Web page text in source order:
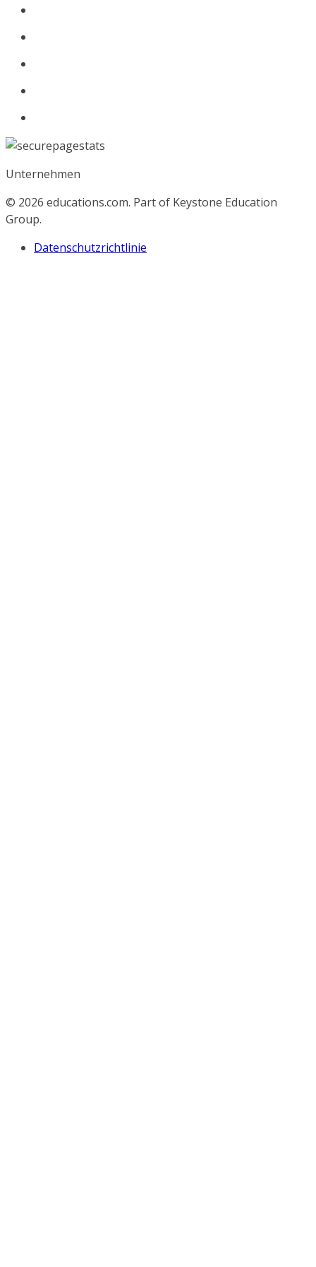
Unternehmen
© 2026 educations.com. Part of Keystone Education
Group.
Datenschutzrichtlinie